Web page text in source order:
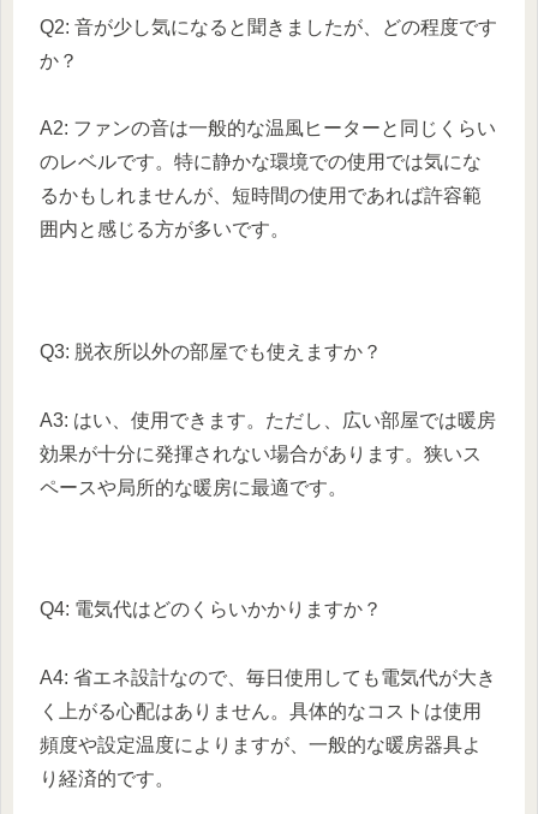
Q2: 音が少し気になると聞きましたが、どの程度です
か？
A2: ファンの音は一般的な温風ヒーターと同じくらい
のレベルです。特に静かな環境での使用では気にな
るかもしれませんが、短時間の使用であれば許容範
囲内と感じる方が多いです。
Q3: 脱衣所以外の部屋でも使えますか？
A3: はい、使用できます。ただし、広い部屋では暖房
効果が十分に発揮されない場合があります。狭いス
ペースや局所的な暖房に最適です。
Q4: 電気代はどのくらいかかりますか？
A4: 省エネ設計なので、毎日使用しても電気代が大き
く上がる心配はありません。具体的なコストは使用
頻度や設定温度によりますが、一般的な暖房器具よ
り経済的です。